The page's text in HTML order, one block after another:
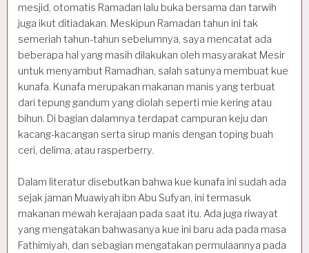
mesjid, otomatis Ramadan lalu buka bersama dan tarwih
juga ikut ditiadakan. Meskipun Ramadan tahun ini tak
semeriah tahun-tahun sebelumnya, saya mencatat ada
beberapa hal yang masih dilakukan oleh masyarakat Mesir
untuk menyambut Ramadhan, salah satunya membuat kue
kunafa. Kunafa merupakan makanan manis yang terbuat
dari tepung gandum yang diolah seperti mie kering atau
bihun. Di bagian dalamnya terdapat campuran keju dan
kacang-kacangan serta sirup manis dengan toping buah
ceri, delima, atau rasperberry.
Dalam literatur disebutkan bahwa kue kunafa ini sudah ada
sejak jaman Muawiyah ibn Abu Sufyan, ini termasuk
makanan mewah kerajaan pada saat itu. Ada juga riwayat
yang mengatakan bahwasanya kue ini baru ada pada masa
Fathimiyah, dan sebagian mengatakan permulaannya pada